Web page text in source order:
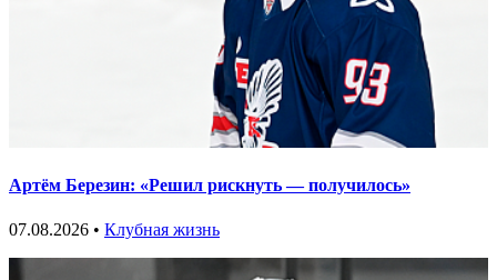
Артём Березин: «Решил рискнуть — получилось»
07.08.2026 • Клубная жизнь